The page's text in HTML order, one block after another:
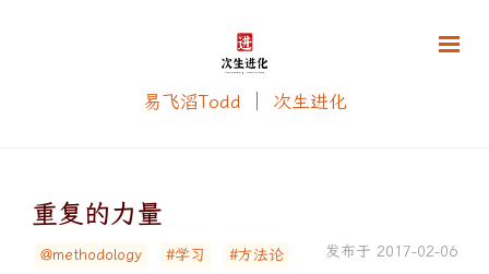
易飞滔Todd ｜ 次生进化
重复的力量
发布于 2017-02-06
@methodology #学习 #方法论